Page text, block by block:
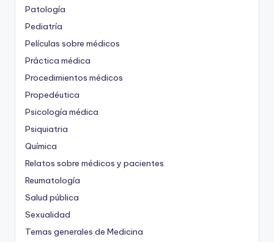
Patología
Pediatría
Películas sobre médicos
Práctica médica
Procedimientos médicos
Propedéutica
Psicología médica
Psiquiatria
Química
Relatos sobre médicos y pacientes
Reumatología
Salud pública
Sexualidad
Temas generales de Medicina